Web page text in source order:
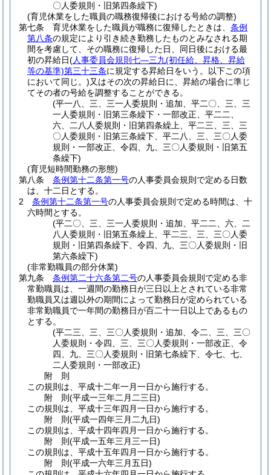
〇人委規則・旧第四条繰下)
(育児休業をした職員の職務復帰後における号給の調整)
第七条
育児休業をした職員が職務に復帰したときは、 条例
第八条の規定により引き続き勤務したものとみなされる期
間を考慮して、その職務に復帰した日、同日後における最
初の昇給日(人事委員会規則七―三九(初任給、昇格、昇給
等の基準)第三十三条に規定する昇給日をいう。以下この項
において同じ。)又はその次の昇給日に、昇給の場合に準じ
てその者の号給を調整することができる。
(平一八、三、三一人委規則・追加、平二〇、三、三
一人委規則・旧第三条繰下・一部改正、平二二、
六、二八人委規則・旧第四条繰上、平二三、三、三
〇人委規則・旧第三条繰下、平二八、三、三〇人委
規則・一部改正、令四、九、三〇人委規則・旧第五
条繰下)
(育児短時間勤務の形態)
第八条
条例第十二条第一号の人事委員会規則で定める日数
は、十二日とする。
2
条例第十二条第一号の人事委員会規則で定める時間は、十
六時間とする。
(平二〇、三、三一人委規則・追加、平二二、六、二
八人委規則・旧第五条繰上、平二三、三、三〇人委
規則・旧第四条繰下、令四、九、三〇人委規則・旧
第六条繰下)
(非常勤職員の部分休業)
第九条
条例第二十六条第二号の人事委員会規則で定める非
常勤職員は、一週間の勤務日が三日以上とされている非常
勤職員又は週以外の期間によって勤務日が定められている
非常勤職員で一年間の勤務日が百二十一日以上であるもの
とする。
(平二三、三、三〇人委規則・追加、令二、三、三〇
人委規則・令四、三、三〇人委規則・一部改正、令
四、九、三〇人委規則・旧第七条繰下、令七、七、
二人委規則・一部改正)
附 則
この規則は、平成十二年一月一日から施行する。
附 則(平成一三年二月二三日)
この規則は、平成十三年四月一日から施行する。
附 則(平成一四年三月二九日)
この規則は、平成十四年四月一日から施行する。
附 則(平成一五年三月三一日)
この規則は、平成十五年四月一日から施行する。
附 則(平成一六年三月五日)